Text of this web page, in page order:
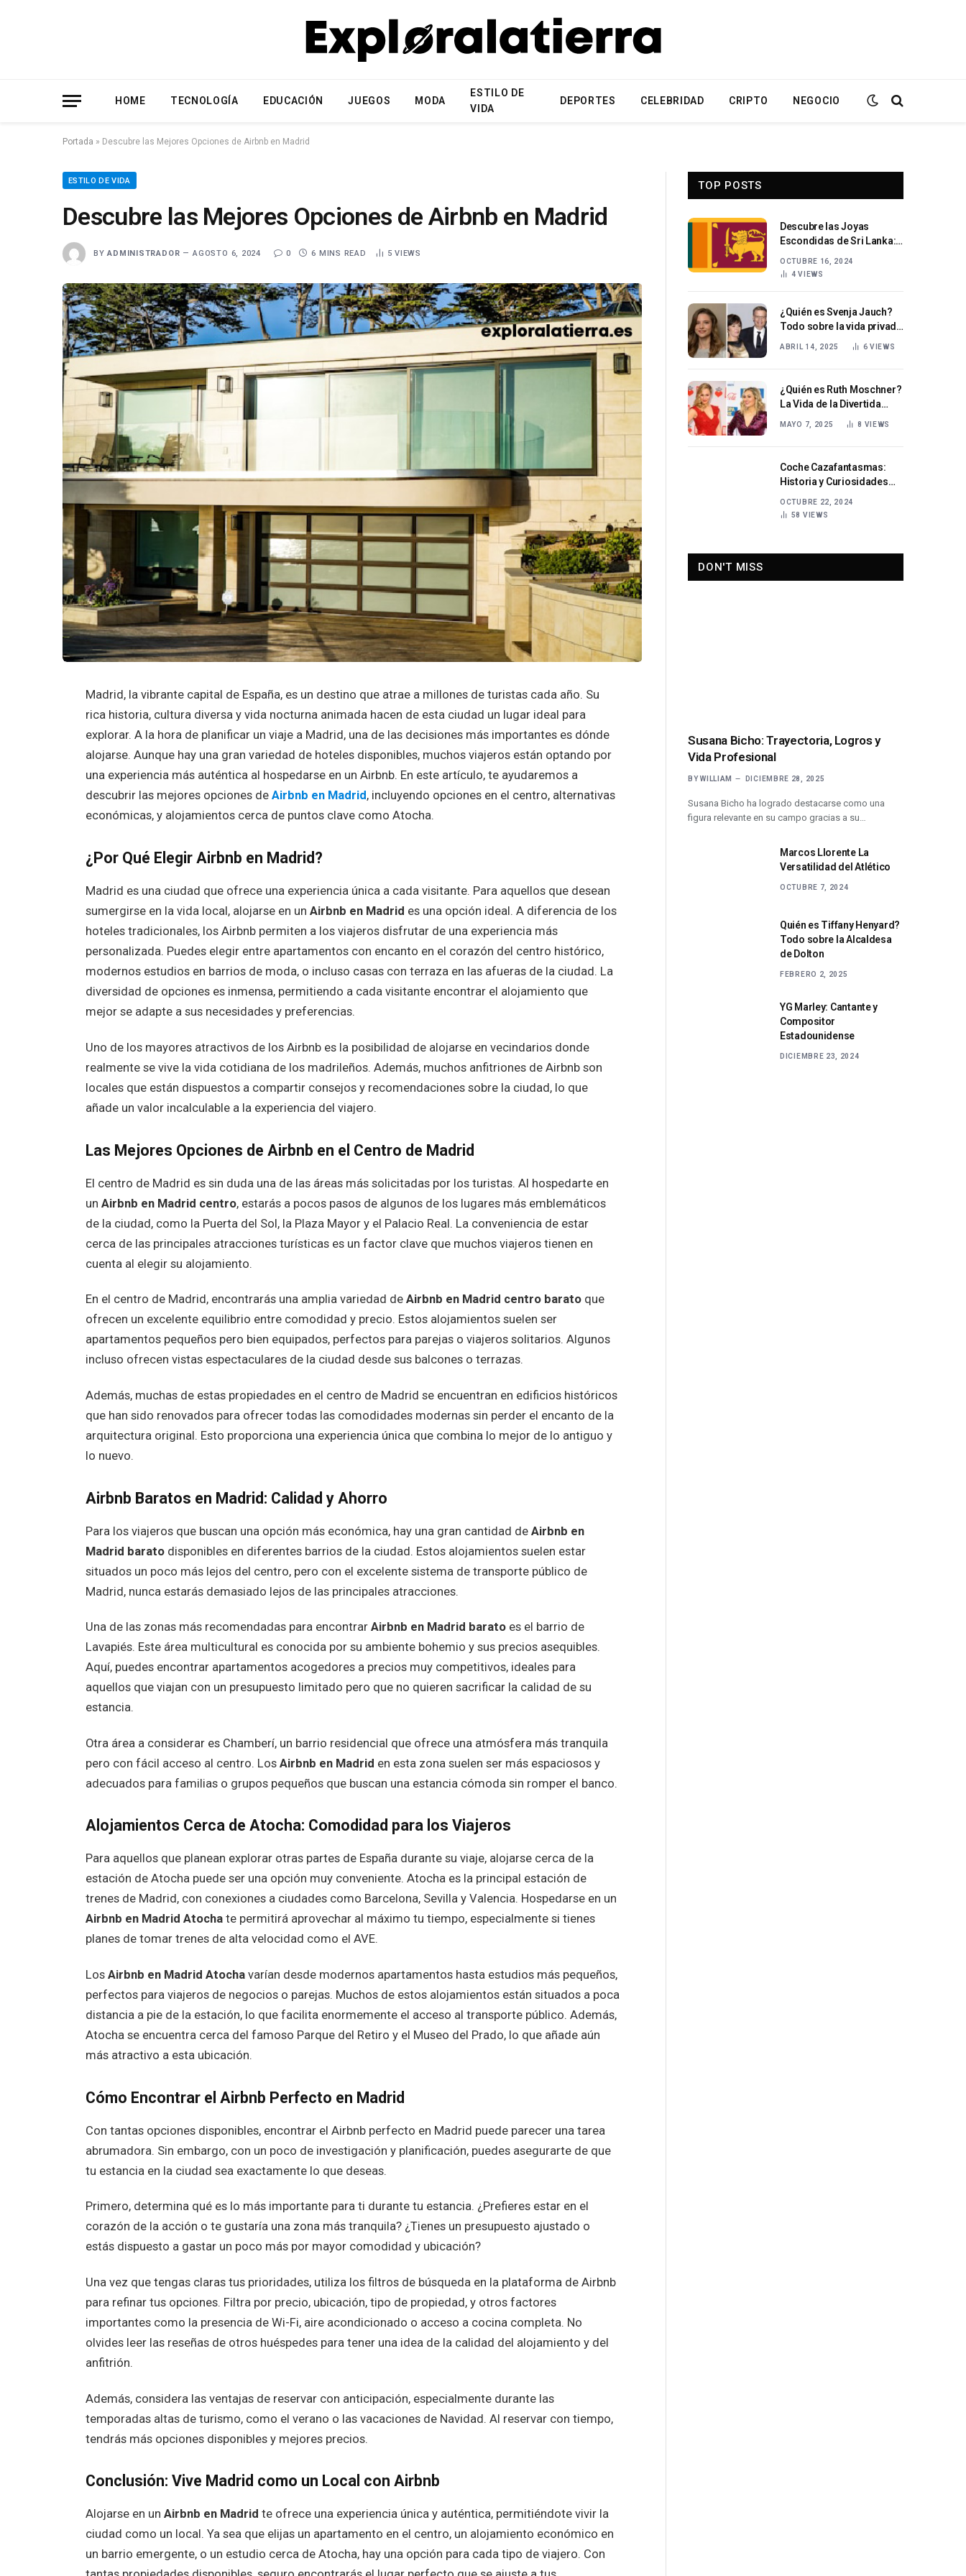
HOME TECNOLOGÍA EDUCACIÓN JUEGOS MODA
ESTILO DE
VIDA
DEPORTES CELEBRIDAD CRIPTO NEGOCIO
Portada » Descubre las Mejores Opciones de Airbnb en Madrid
ESTILO DE VIDA
Descubre las Mejores Opciones de Airbnb en Madrid
BY ADMINISTRADOR AGOSTO 6, 2024 0 6 MINS READ 5VIEWS
Madrid, la vibrante capital de España, es un destino que atrae a millones de turistas cada año. Su
rica historia, cultura diversa y vida nocturna animada hacen de esta ciudad un lugar ideal para
explorar. A la hora de planificar un viaje a Madrid, una de las decisiones más importantes es dónde
alojarse. Aunque hay una gran variedad de hoteles disponibles, muchos viajeros están optando por
una experiencia más auténtica al hospedarse en un Airbnb. En este artículo, te ayudaremos a
descubrir las mejores opciones de Airbnb en Madrid , incluyendo opciones en el centro, alternativas
económicas, y alojamientos cerca de puntos clave como Atocha.
¿Por Qué Elegir Airbnb en Madrid?
Madrid es una ciudad que ofrece una experiencia única a cada visitante. Para aquellos que desean
sumergirse en la vida local, alojarse en un Airbnb en Madrid es una opción ideal. A diferencia de los
hoteles tradicionales, los Airbnb permiten a los viajeros disfrutar de una experiencia más
personalizada. Puedes elegir entre apartamentos con encanto en el corazón del centro histórico,
modernos estudios en barrios de moda, o incluso casas con terraza en las afueras de la ciudad. La
diversidad de opciones es inmensa, permitiendo a cada visitante encontrar el alojamiento que
mejor se adapte a sus necesidades y preferencias.
Uno de los mayores atractivos de los Airbnb es la posibilidad de alojarse en vecindarios donde
realmente se vive la vida cotidiana de los madrileños. Además, muchos anfitriones de Airbnb son
locales que están dispuestos a compartir consejos y recomendaciones sobre la ciudad, lo que
añade un valor incalculable a la experiencia del viajero.
Las Mejores Opciones de Airbnb en el Centro de Madrid
El centro de Madrid es sin duda una de las áreas más solicitadas por los turistas. Al hospedarte en
un Airbnb en Madrid centro, estarás a pocos pasos de algunos de los lugares más emblemáticos
de la ciudad, como la Puerta del Sol, la Plaza Mayor y el Palacio Real. La conveniencia de estar
cerca de las principales atracciones turísticas es un factor clave que muchos viajeros tienen en
cuenta al elegir su alojamiento.
En el centro de Madrid, encontrarás una amplia variedad de Airbnb en Madrid centro baratoque
ofrecen un excelente equilibrio entre comodidad y precio. Estos alojamientos suelen ser
apartamentos pequeños pero bien equipados, perfectos para parejas o viajeros solitarios. Algunos
incluso ofrecen vistas espectaculares de la ciudad desde sus balcones o terrazas.
Además, muchas de estas propiedades en el centro de Madrid se encuentran en edificios históricos
que han sido renovados para ofrecer todas las comodidades modernas sin perder el encanto de la
arquitectura original. Esto proporciona una experiencia única que combina lo mejor de lo antiguo y
lo nuevo.
Airbnb Baratos en Madrid: Calidad y Ahorro
Para los viajeros que buscan una opción más económica, hay una gran cantidad de Airbnb en
Madrid baratodisponibles en diferentes barrios de la ciudad. Estos alojamientos suelen estar
situados un poco más lejos del centro, pero con el excelente sistema de transporte público de
Madrid, nunca estarás demasiado lejos de las principales atracciones.
Una de las zonas más recomendadas para encontrar Airbnb en Madrid baratoes el barrio de
Lavapiés. Este área multicultural es conocida por su ambiente bohemio y sus precios asequibles.
Aquí, puedes encontrar apartamentos acogedores a precios muy competitivos, ideales para
aquellos que viajan con un presupuesto limitado pero que no quieren sacrificar la calidad de su
estancia.
Otra área a considerar es Chamberí, un barrio residencial que ofrece una atmósfera más tranquila
pero con fácil acceso al centro. Los Airbnb en Madrid en esta zona suelen ser más espaciosos y
adecuados para familias o grupos pequeños que buscan una estancia cómoda sin romper el banco.
Alojamientos Cerca de Atocha: Comodidad para los Viajeros
Para aquellos que planean explorar otras partes de España durante su viaje, alojarse cerca de la
estación de Atocha puede ser una opción muy conveniente. Atocha es la principal estación de
trenes de Madrid, con conexiones a ciudades como Barcelona, Sevilla y Valencia. Hospedarse en un
Airbnb en Madrid Atochate permitirá aprovechar al máximo tu tiempo, especialmente si tienes
planes de tomar trenes de alta velocidad como el AVE.
Los Airbnb en Madrid Atochavarían desde modernos apartamentos hasta estudios más pequeños,
perfectos para viajeros de negocios o parejas. Muchos de estos alojamientos están situados a poca
distancia a pie de la estación, lo que facilita enormemente el acceso al transporte público. Además,
Atocha se encuentra cerca del famoso Parque del Retiro y el Museo del Prado, lo que añade aún
más atractivo a esta ubicación.
Cómo Encontrar el Airbnb Perfecto en Madrid
Con tantas opciones disponibles, encontrar el Airbnb perfecto en Madrid puede parecer una tarea
abrumadora. Sin embargo, con un poco de investigación y planificación, puedes asegurarte de que
tu estancia en la ciudad sea exactamente lo que deseas.
Primero, determina qué es lo más importante para ti durante tu estancia. ¿Prefieres estar en el
corazón de la acción o te gustaría una zona más tranquila? ¿Tienes un presupuesto ajustado o
estás dispuesto a gastar un poco más por mayor comodidad y ubicación?
Una vez que tengas claras tus prioridades, utiliza los filtros de búsqueda en la plataforma de Airbnb
para refinar tus opciones. Filtra por precio, ubicación, tipo de propiedad, y otros factores
importantes como la presencia de Wi-Fi, aire acondicionado o acceso a cocina completa. No
olvides leer las reseñas de otros huéspedes para tener una idea de la calidad del alojamiento y del
anfitrión.
Además, considera las ventajas de reservar con anticipación, especialmente durante las
temporadas altas de turismo, como el verano o las vacaciones de Navidad. Al reservar con tiempo,
tendrás más opciones disponibles y mejores precios.
Conclusión: Vive Madrid como un Local con Airbnb
Alojarse en un Airbnb en Madrid te ofrece una experiencia única y auténtica, permitiéndote vivir la
ciudad como un local. Ya sea que elijas un apartamento en el centro, un alojamiento económico en
un barrio emergente, o un estudio cerca de Atocha, hay una opción para cada tipo de viajero. Con
TOP POSTS
Descubre las Joyas
Escondidas de Sri Lanka:
OCTUBRE 16, 2024
4VIEWS
¿Quién es Svenja Jauch?
Todo sobre la vida privada
y el interés público en
ABRIL 14, 2025 6 VIEWS
¿Quién es Ruth Moschner?
La Vida de la Divertida
Presentadora Alemana
MAYO 7, 2025 8 VIEWS
Coche Cazafantasmas:
Historia y Curiosidades
OCTUBRE 22, 2024
58 VIEWS
DON'T MISS
Susana Bicho: Trayectoria, Logros y
Vida Profesional
BY WILLIAM DICIEMBRE 28, 2025
Susana Bicho ha logrado destacarse como una
figura relevante en su campo gracias a su…
Marcos Llorente La
Versatilidad del Atlético
OCTUBRE 7, 2024
Quién es Tiffany Henyard?
Todo sobre la Alcaldesa
de Dolton
FEBRERO 2, 2025
YG Marley: Cantante y
Compositor
Estadounidense
DICIEMBRE 23, 2024